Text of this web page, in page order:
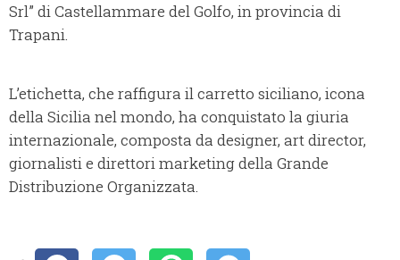
Srl” di Castellammare del Golfo, in provincia di
Trapani.
L’etichetta, che raffigura il carretto siciliano, icona
della Sicilia nel mondo, ha conquistato la giuria
internazionale, composta da designer, art director,
giornalisti e direttori marketing della Grande
Distribuzione Organizzata.